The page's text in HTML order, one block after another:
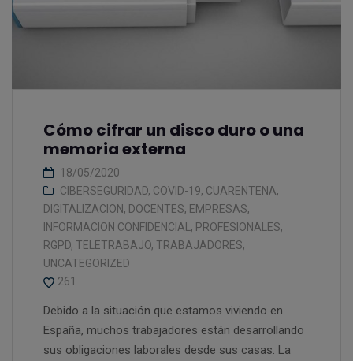
Cómo cifrar un disco duro o una
memoria externa
18/05/2020
CIBERSEGURIDAD, COVID-19, CUARENTENA,
DIGITALIZACION, DOCENTES, EMPRESAS,
INFORMACION CONFIDENCIAL , PROFESIONALES,
RGPD, TELETRABAJO, TRABAJADORES,
UNCATEGORIZED
261
Debido a la situación que estamos viviendo en
España, muchos trabajadores están desarrollando
sus obligaciones laborales desde sus casas. La